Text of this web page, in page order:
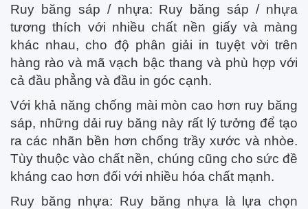
Ruy băng sáp / nhựa: Ruy băng sáp / nhựa
tương thích với nhiều chất nền giấy và màng
khác nhau, cho độ phân giải in tuyệt vời trên
hàng rào và mã vạch bậc thang và phù hợp với
cả đầu phẳng và đầu in góc cạnh.
Với khả năng chống mài mòn cao hơn ruy băng
sáp, những dải ruy băng này rất lý tưởng để tạo
ra các nhãn bền hơn chống trầy xước và nhòe.
Tùy thuộc vào chất nền, chúng cũng cho sức đề
kháng cao hơn đối với nhiều hóa chất mạnh.
Ruy băng nhựa: Ruy băng nhựa là lựa chọn